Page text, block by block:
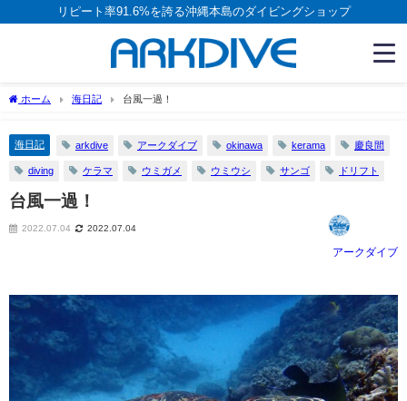
リピート率91.6%を誇る沖縄本島のダイビングショップ
ホーム 海日記 台風一過！
海日記 arkdive アークダイブ okinawa kerama 慶良間
diving ケラマ ウミガメ ウミウシ サンゴ ドリフト
台風一過！
2022.07.04 2022.07.04
アークダイブ